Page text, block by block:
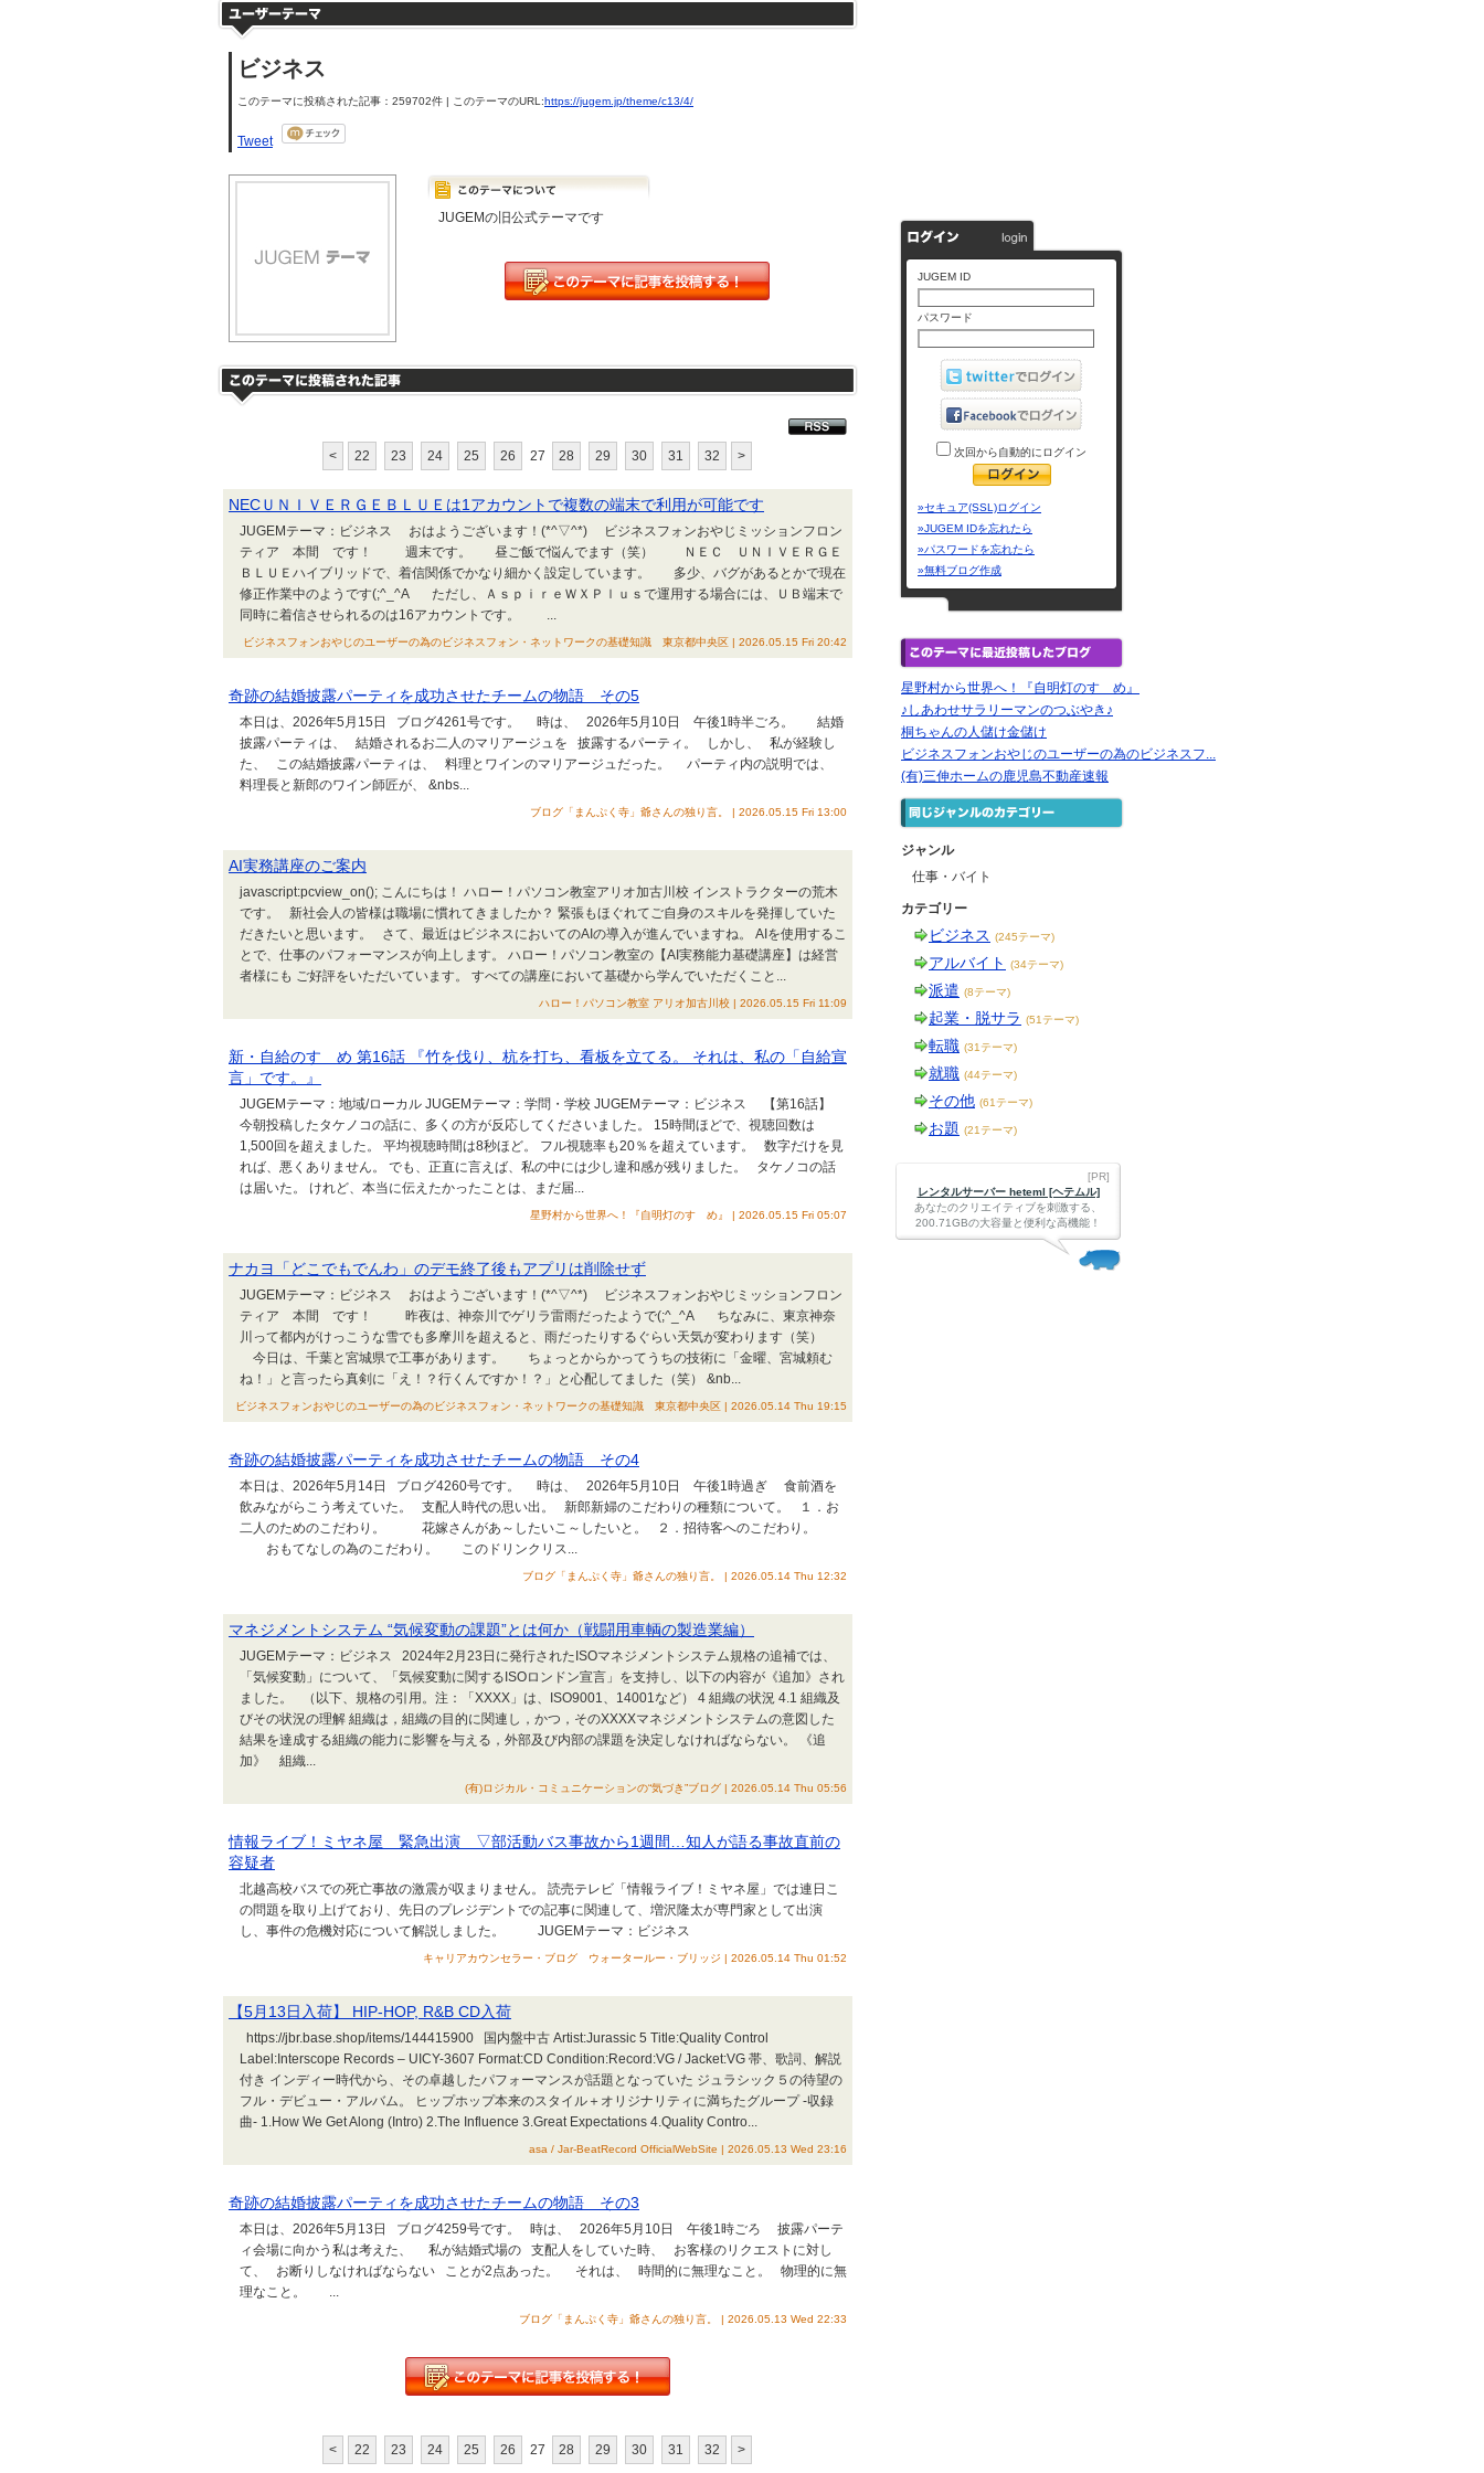
ビジネス
このテーマに投稿された記事：259702件 | このテーマのURL:https://jugem.jp/theme/c13/4/
Tweet
JUGEMの旧公式テーマです
< 22 23 24 25 26 27 28 29 30 31 32 >
NECＵＮＩＶＥＲＧＥＢＬＵＥは1アカウントで複数の端末で利用が可能です
JUGEMテーマ：ビジネス おはようございます！(*^▽^*) ビジネスフォンおやじミッションフロン
ティア 本間 です！ 週末です。 昼ご飯で悩んでます（笑） ＮＥＣ ＵＮＩＶＥＲＧＥ
ＢＬＵＥハイブリッドで、着信関係でかなり細かく設定しています。 多少、バグがあるとかで現在
修正作業中のようです(;^_^A ただし、ＡｓｐｉｒｅＷＸＰｌｕｓで運用する場合には、ＵＢ端末で
同時に着信させられるのは16アカウントです。 ...
ビジネスフォンおやじのユーザーの為のビジネスフォン・ネットワークの基礎知識 東京都中央区 | 2026.05.15 Fri 20:42
奇跡の結婚披露パーティを成功させたチームの物語 その5
本日は、2026年5月15日 ブログ4261号です。 時は、 2026年5月10日 午後1時半ごろ。 結婚
披露パーティは、 結婚されるお二人のマリアージュを 披露するパーティ。 しかし、 私が経験し
た、 この結婚披露パーティは、 料理とワインのマリアージュだった。 パーティ内の説明では、
料理長と新郎のワイン師匠が、 &nbs...
ブログ「まんぷく寺」爺さんの独り言。 | 2026.05.15 Fri 13:00
AI実務講座のご案内
javascript:pcview_on(); こんにちは！ ハロー！パソコン教室アリオ加古川校 インストラクターの荒木
です。 新社会人の皆様は職場に慣れてきましたか？ 緊張もほぐれてご自身のスキルを発揮していた
だきたいと思います。 さて、最近はビジネスにおいてのAIの導入が進んでいますね。 AIを使用するこ
とで、仕事のパフォーマンスが向上します。 ハロー！パソコン教室の【AI実務能力基礎講座】は経営
者様にも ご好評をいただいています。 すべての講座において基礎から学んでいただくこと...
ハロー！パソコン教室 アリオ加古川校 | 2026.05.15 Fri 11:09
新・自給のすゝめ 第16話 『竹を伐り、杭を打ち、看板を立てる。 それは、私の「自給宣
言」です。』
JUGEMテーマ：地域/ローカル JUGEMテーマ：学問・学校 JUGEMテーマ：ビジネス 【第16話】
今朝投稿したタケノコの話に、多くの方が反応してくださいました。 15時間ほどで、視聴回数は
1,500回を超えました。 平均視聴時間は8秒ほど。 フル視聴率も20％を超えています。 数字だけを見
れば、悪くありません。 でも、正直に言えば、私の中には少し違和感が残りました。 タケノコの話
は届いた。 けれど、本当に伝えたかったことは、まだ届...
星野村から世界へ！『自明灯のすゝめ』 | 2026.05.15 Fri 05:07
ナカヨ「どこでもでんわ」のデモ終了後もアプリは削除せず
JUGEMテーマ：ビジネス おはようございます！(*^▽^*) ビジネスフォンおやじミッションフロン
ティア 本間 です！ 昨夜は、神奈川でゲリラ雷雨だったようで(;^_^A ちなみに、東京神奈
川って都内がけっこうな雪でも多摩川を超えると、雨だったりするぐらい天気が変わります（笑）
今日は、千葉と宮城県で工事があります。 ちょっとからかってうちの技術に「金曜、宮城頼む
ね！」と言ったら真剣に「え！？行くんですか！？」と心配してました（笑） &nb...
ビジネスフォンおやじのユーザーの為のビジネスフォン・ネットワークの基礎知識 東京都中央区 | 2026.05.14 Thu 19:15
奇跡の結婚披露パーティを成功させたチームの物語 その4
本日は、2026年5月14日 ブログ4260号です。 時は、 2026年5月10日 午後1時過ぎ 食前酒を
飲みながらこう考えていた。 支配人時代の思い出。 新郎新婦のこだわりの種類について。 １．お
二人のためのこだわり。 花嫁さんがあ～したいこ～したいと。 ２．招待客へのこだわり。
おもてなしの為のこだわり。 このドリンクリス...
ブログ「まんぷく寺」爺さんの独り言。 | 2026.05.14 Thu 12:32
マネジメントシステム “気候変動の課題”とは何か（戦闘用車輌の製造業編）
JUGEMテーマ：ビジネス 2024年2月23日に発行されたISOマネジメントシステム規格の追補では、
「気候変動」について、「気候変動に関するISOロンドン宣言」を支持し、以下の内容が《追加》され
ました。 （以下、規格の引用。注：「XXXX」は、ISO9001、14001など） 4 組織の状況 4.1 組織及
びその状況の理解 組織は，組織の目的に関連し，かつ，そのXXXXマネジメントシステムの意図した
結果を達成する組織の能力に影響を与える，外部及び内部の課題を決定しなければならない。 《追
加》 組織...
(有)ロジカル・コミュニケーションの“気づき”ブログ | 2026.05.14 Thu 05:56
情報ライブ！ミヤネ屋 緊急出演 ▽部活動バス事故から1週間…知人が語る事故直前の
容疑者
北越高校バスでの死亡事故の激震が収まりません。 読売テレビ「情報ライブ！ミヤネ屋」では連日こ
の問題を取り上げており、先日のプレジデントでの記事に関連して、増沢隆太が専門家として出演
し、事件の危機対応について解説しました。 JUGEMテーマ：ビジネス
キャリアカウンセラー・ブログ ウォータールー・ブリッジ | 2026.05.14 Thu 01:52
【5月13日入荷】 HIP-HOP, R&B CD入荷
https://jbr.base.shop/items/144415900 国内盤中古 Artist:Jurassic 5 Title:Quality Control
Label:Interscope Records – UICY-3607 Format:CD Condition:Record:VG / Jacket:VG 帯、歌詞、解説
付き インディー時代から、その卓越したパフォーマンスが話題となっていた ジュラシック５の待望の
フル・デビュー・アルバム。 ヒップホップ本来のスタイル＋オリジナリティに満ちたグループ -収録
曲- 1.How We Get Along (Intro) 2.The Influence 3.Great Expectations 4.Quality Contro...
asa / Jar-BeatRecord OfficialWebSite | 2026.05.13 Wed 23:16
奇跡の結婚披露パーティを成功させたチームの物語 その3
本日は、2026年5月13日 ブログ4259号です。 時は、 2026年5月10日 午後1時ごろ 披露パーテ
ィ会場に向かう私は考えた、 私が結婚式場の 支配人をしていた時、 お客様のリクエストに対し
て、 お断りしなければならない ことが2点あった。 それは、 時間的に無理なこと。 物理的に無
理なこと。 ...
ブログ「まんぷく寺」爺さんの独り言。 | 2026.05.13 Wed 22:33
< 22 23 24 25 26 27 28 29 30 31 32 >
JUGEM ID
パスワード
次回から自動的にログイン
»セキュア(SSL)ログイン
»JUGEM IDを忘れたら
»パスワードを忘れたら
»無料ブログ作成
星野村から世界へ！『自明灯のすゝめ』
♪しあわせサラリーマンのつぶやき♪
桐ちゃんの人儲け金儲け
ビジネスフォンおやじのユーザーの為のビジネスフ...
(有)三伸ホームの鹿児島不動産速報
ジャンル
仕事・バイト
カテゴリー
ビジネス (245テーマ)
アルバイト (34テーマ)
派遣 (8テーマ)
起業・脱サラ (51テーマ)
転職 (31テーマ)
就職 (44テーマ)
その他 (61テーマ)
お題 (21テーマ)
[PR]
レンタルサーバー heteml [ヘテムル]
あなたのクリエイティブを刺激する、
200.71GBの大容量と便利な高機能！